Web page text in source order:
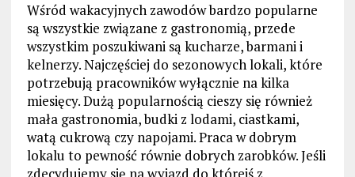
Wśród wakacyjnych zawodów bardzo popularne
są wszystkie związane z gastronomią, przede
wszystkim poszukiwani są kucharze, barmani i
kelnerzy. Najczęściej do sezonowych lokali, które
potrzebują pracowników wyłącznie na kilka
miesięcy. Dużą popularnością cieszy się również
mała gastronomia, budki z lodami, ciastkami,
watą cukrową czy napojami. Praca w dobrym
lokalu to pewność równie dobrych zarobków. Jeśli